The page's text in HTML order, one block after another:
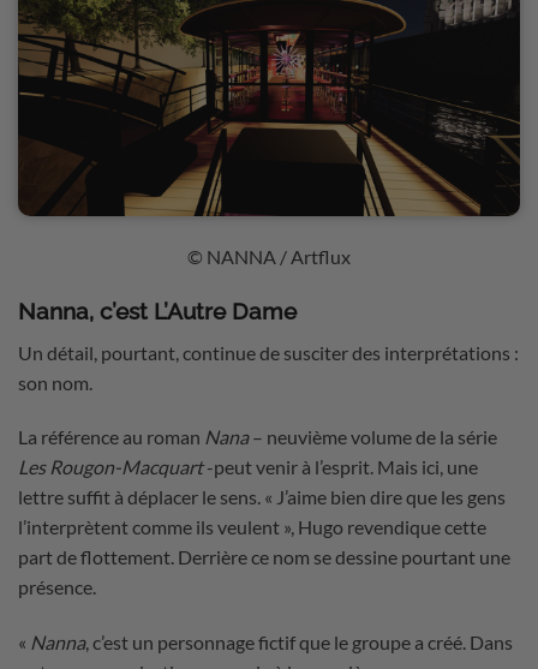
© NANNA / Artflux
Nanna, c’est L’Autre Dame
Un détail, pourtant, continue de susciter des interprétations :
son nom.
La référence au roman Nana– neuvième volume de la série
Les Rougon-Macquart-peut venir à l’esprit. Mais ici, une
lettre suffit à déplacer le sens. « J’aime bien dire que les gens
l’interprètent comme ils veulent », Hugo revendique cette
part de flottement. Derrière ce nom se dessine pourtant une
présence.
« Nanna, c’est un personnage fictif que le groupe a créé. Dans